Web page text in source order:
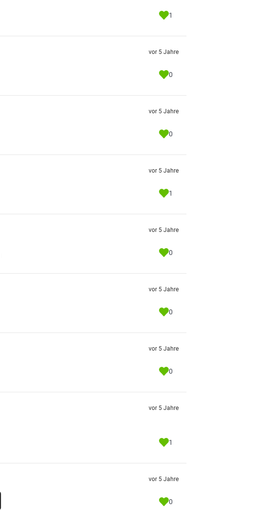
1
vor 5 Jahre
0
vor 5 Jahre
0
vor 5 Jahre
1
vor 5 Jahre
0
vor 5 Jahre
0
vor 5 Jahre
0
vor 5 Jahre
1
vor 5 Jahre
0